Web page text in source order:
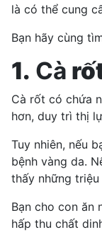
là có thể cung
Bạn hãy cùng
1. Cà
Cà rốt có chứa
hơn, duy trì thị
Tuy nhiên, nếu
bệnh vàng da.
thấy những
Bạn cho con ăn
hấp thu chất